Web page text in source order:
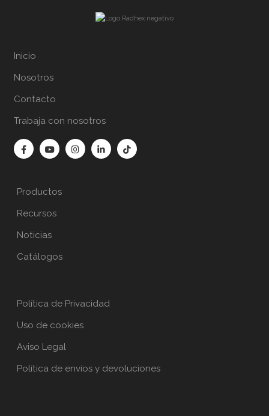
Inicio
Nosotros
Contacto
Trabaja con nosotros
Productos
Recursos
Noticias
Catálogos
Política de Privacidad
Uso de cookies
Aviso Legal
Política de envíos y devoluciones